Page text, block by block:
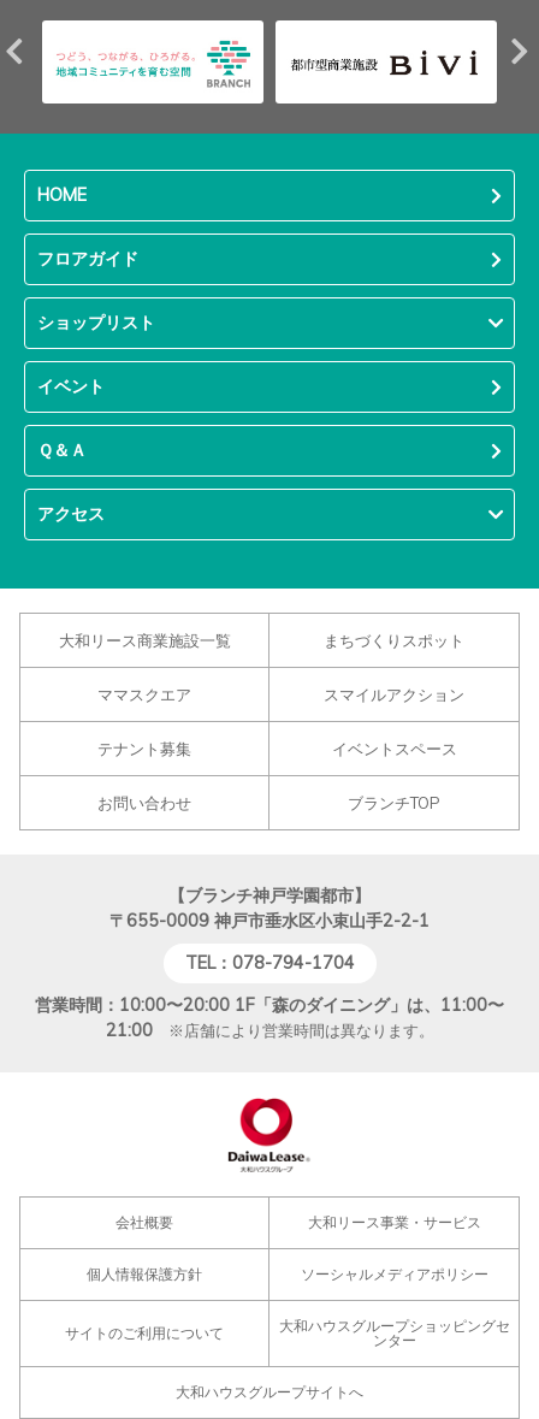
HOME
フロアガイド
ショップリスト
イベント
Ｑ＆Ａ
アクセス
大和リース商業施設一覧 まちづくりスポット
ママスクエア スマイルアクション
テナント募集 イベントスペース
お問い合わせ ブランチTOP
【ブランチ神戸学園都市】
〒655-0009 神戸市垂水区小束山手2-2-1
TEL：078-794-1704
営業時間：10:00〜20:00 1F「森のダイニング」は、11:00〜
21:00※店舗により営業時間は異なります。
会社概要 大和リース事業・サービス
個人情報保護方針 ソーシャルメディアポリシー
サイトのご利用について
大和ハウスグループショッピングセ
ンター
大和ハウスグループサイトへ